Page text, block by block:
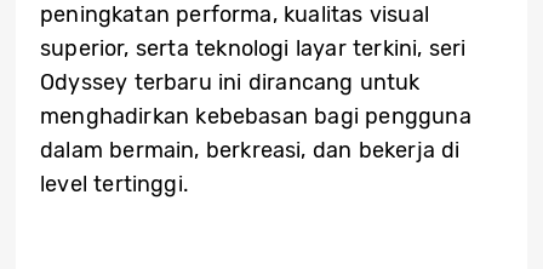
peningkatan performa, kualitas visual
superior, serta teknologi layar terkini, seri
Odyssey terbaru ini dirancang untuk
menghadirkan kebebasan bagi pengguna
dalam bermain, berkreasi, dan bekerja di
level tertinggi.